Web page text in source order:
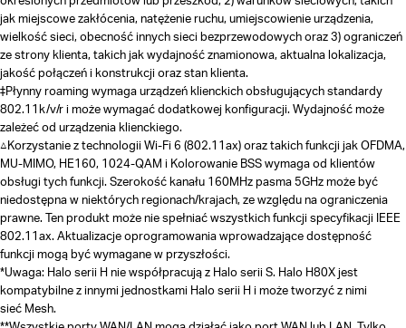
jak miejscowe zakłócenia, natężenie ruchu, umiejscowienie urządzenia,
wielkość sieci, obecność innych sieci bezprzewodowych oraz 3) ograniczeń
ze strony klienta, takich jak wydajność znamionowa, aktualna lokalizacja,
jakość połączeń i konstrukcji oraz stan klienta.
‡Płynny roaming wymaga urządzeń klienckich obsługujących standardy
802.11k/v/r i może wymagać dodatkowej konfiguracji. Wydajność może
zależeć od urządzenia klienckiego.
△Korzystanie z technologii Wi-Fi 6 (802.11ax) oraz takich funkcji jak OFDMA,
MU-MIMO, HE160, 1024-QAM i Kolorowanie BSS wymaga od klientów
obsługi tych funkcji. Szerokość kanału 160MHz pasma 5GHz może być
niedostępna w niektórych regionach/krajach, ze względu na ograniczenia
prawne. Ten produkt może nie spełniać wszystkich funkcji specyfikacji IEEE
802.11ax. Aktualizacje oprogramowania wprowadzające dostępność
funkcji mogą być wymagane w przyszłości.
*Uwaga: Halo serii H nie współpracują z Halo serii S. Halo H80X jest
kompatybilne z innymi jednostkami Halo serii H i może tworzyć z nimi
sieć Mesh.